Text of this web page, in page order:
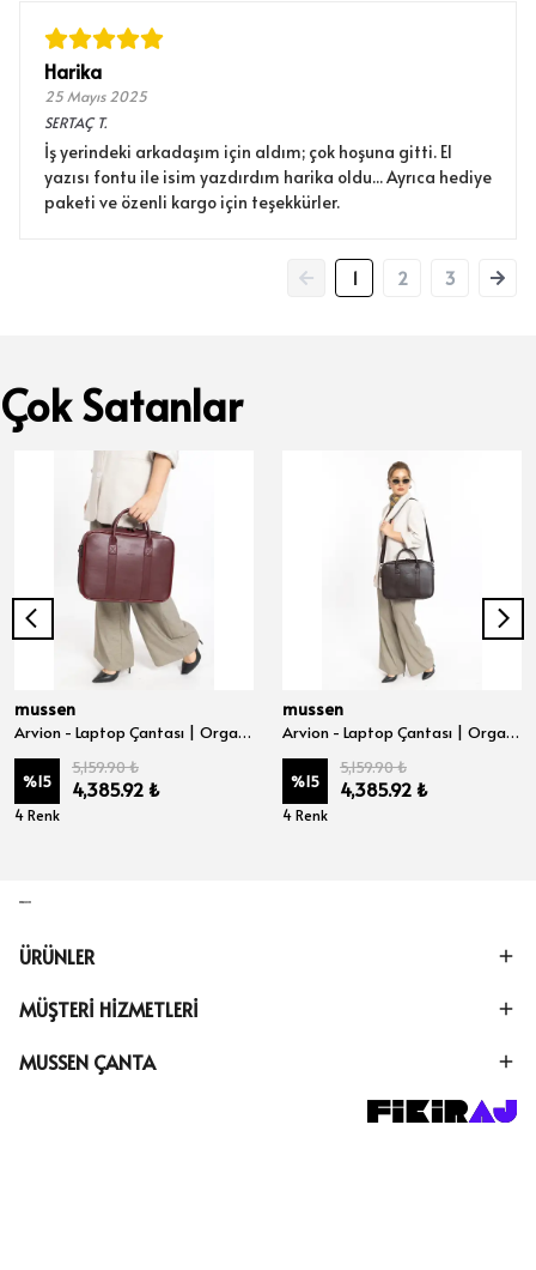
Harika
25 Mayıs 2025
SERTAÇ T.
İş yerindeki arkadaşım için aldım; çok hoşuna gitti. El
yazısı fontu ile isim yazdırdım harika oldu... Ayrıca hediye
paketi ve özenli kargo için teşekkürler.
1 2 3
Çok Satanlar
mussen
Arvion - Laptop Çantası | Organizer Evrak ve Bilgisayar Çantası 15", 15.6" ve 16" inç - Bordo Nova
%15
5,159.90 ₺
4,385.92 ₺
4 Renk
mussen
Arvion - Laptop Çantası | Organizer Evrak ve Bilgisayar Çantası 15", 15.6" ve 16" inç - Kahve Nova
%15
5,159.90 ₺
4,385.92 ₺
4 Renk
ÜRÜNLER
MÜŞTERİ HİZMETLERİ
MUSSEN ÇANTA